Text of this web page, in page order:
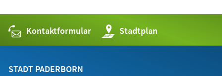
Kontaktformular Stadtplan
(Öffnet
in
einem
STADT PADERBORN